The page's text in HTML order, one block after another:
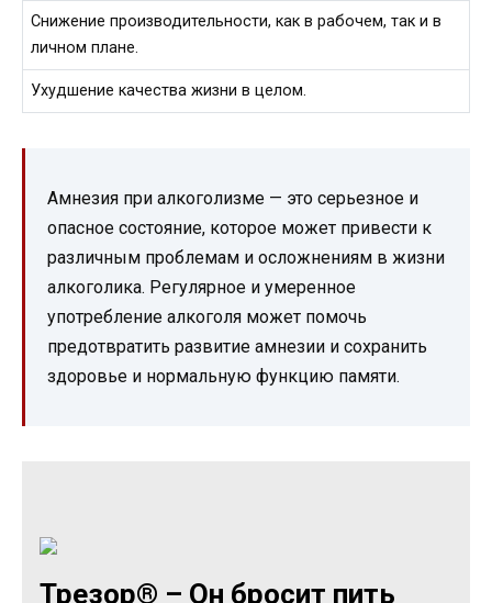
Снижение производительности, как в рабочем, так и в
личном плане.
Ухудшение качества жизни в целом.
Амнезия при алкоголизме — это серьезное и
опасное состояние, которое может привести к
различным проблемам и осложнениям в жизни
алкоголика. Регулярное и умеренное
употребление алкоголя может помочь
предотвратить развитие амнезии и сохранить
здоровье и нормальную функцию памяти.
Трезор® – Он бросит пить